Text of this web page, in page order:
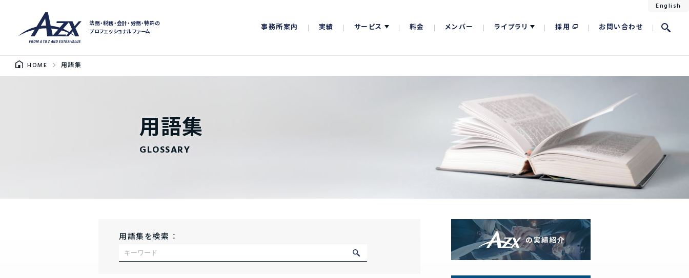
法務・税務・会計・労務・特許の
プロフェッショナルファーム
事務所案内 実績 サービス 料金 メンバー ライブラリ 採用 お問い合わせ
English
HOME 用語集
用語集
GLOSSARY
用語集を検索 ：